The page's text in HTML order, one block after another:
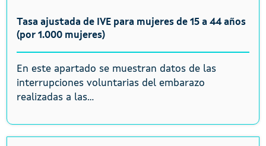
Tasa ajustada de IVE para mujeres de 15 a 44 años
(por 1.000 mujeres)
En este apartado se muestran datos de las
interrupciones voluntarias del embarazo
realizadas a las...